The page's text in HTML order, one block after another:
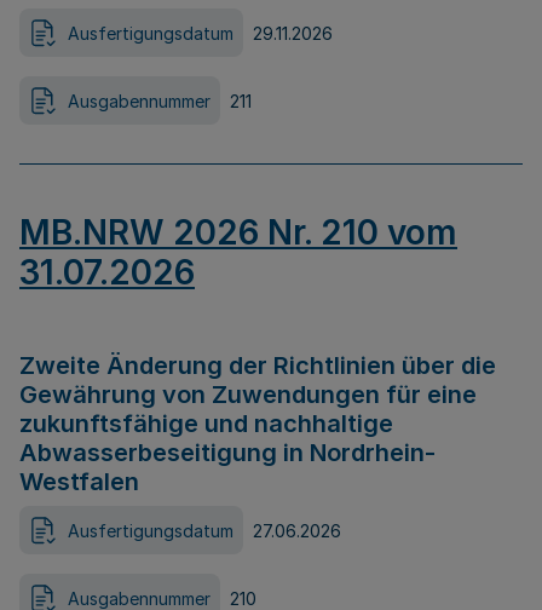
Ausfertigungsdatum 29.11.2026
Ausgabennummer 211
MB.NRW 2026 Nr. 210 vom
31.07.2026
Zweite Änderung der Richtlinien über die
Gewährung von Zuwendungen für eine
zukunftsfähige und nachhaltige
Abwasserbeseitigung in Nordrhein-
Westfalen
Ausfertigungsdatum 27.06.2026
Ausgabennummer 210